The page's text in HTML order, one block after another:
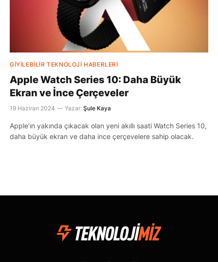
GIYILEBILIR TEKNOLOJI HABERLERI
Apple Watch Series 10: Daha Büyük
Ekran ve İnce Çerçeveler
19 Haziran 2024 Yazar: Şule Kaya
Apple’ın yakında çıkacak olan yeni akıllı saati Watch Series 10,
daha büyük ekran ve daha ince çerçevelere sahip olacak.